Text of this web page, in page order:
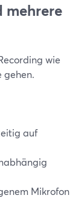
mehrere
wie
gehen.
auf
Mikrofon